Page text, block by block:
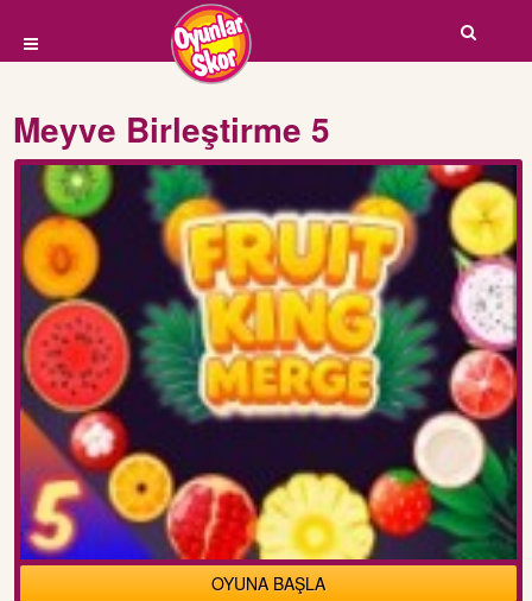
Meyve Birleştirme 5
OYUNA BAŞLA